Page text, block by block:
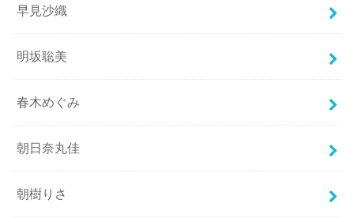
早見沙織
明坂聡美
春木めぐみ
朝日奈丸佳
朝樹りさ